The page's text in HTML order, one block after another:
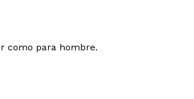
como para hombre.